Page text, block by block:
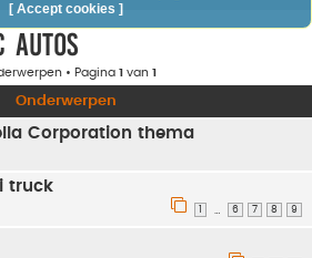
autos
• Pagina 1 van 1
Onderwerpen
Corporation thema
truck
6 7 8 9
[ Accept cookies ]